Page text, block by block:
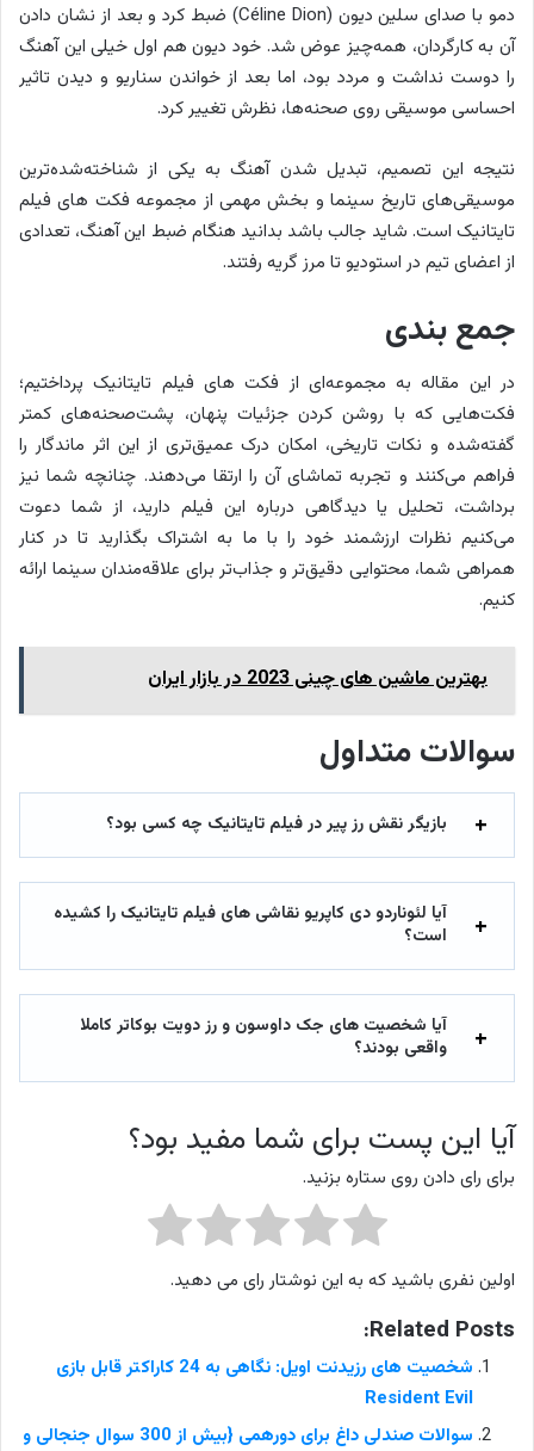
دمو با صدای سلین دیون (Céline Dion) ضبط کرد و بعد از نشان دادن
آن به کارگردان، همه‌چیز عوض شد. خود دیون هم اول خیلی این آهنگ
را دوست نداشت و مردد بود، اما بعد از خواندن سناریو و دیدن تاثیر
احساسی موسیقی روی صحنه‌ها، نظرش تغییر کرد.
نتیجه این تصمیم، تبدیل شدن آهنگ به یکی از شناخته‌شده‌ترین
موسیقی‌های تاریخ سینما و بخش مهمی از مجموعه فکت های فیلم
تایتانیک است. شاید جالب باشد بدانید هنگام ضبط این آهنگ، تعدادی
از اعضای تیم در استودیو تا مرز گریه رفتند.
جمع بندی
در این مقاله به مجموعه‌ای از فکت های فیلم تایتانیک پرداختیم؛
فکت‌هایی که با روشن کردن جزئیات پنهان، پشت‌صحنه‌های کمتر
گفته‌شده و نکات تاریخی، امکان درک عمیق‌تری از این اثر ماندگار را
فراهم می‌کنند و تجربه تماشای آن را ارتقا می‌دهند. چنانچه شما نیز
برداشت، تحلیل یا دیدگاهی درباره این فیلم دارید، از شما دعوت
می‌کنیم نظرات ارزشمند خود را با ما به اشتراک بگذارید تا در کنار
همراهی شما، محتوایی دقیق‌تر و جذاب‌تر برای علاقه‌مندان سینما ارائه
کنیم.
بهترین ماشین های چینی 2023 در بازار ایران
سوالات متداول
بازیگر نقش رز پیر در فیلم تایتانیک چه کسی بود؟
آیا لئوناردو دی کاپریو نقاشی های فیلم تایتانیک را کشیده
است؟
آیا شخصیت های جک داوسون و رز دویت بوکاتر کاملا
واقعی بودند؟
آیا این پست برای شما مفید بود؟
برای رای دادن روی ستاره بزنید.
اولین نفری باشید که به این نوشتار رای می دهید.
Related Posts:
شخصیت های رزیدنت اویل: نگاهی به 24 کاراکتر قابل بازی
Resident Evil
سوالات صندلی داغ برای دورهمی {بیش از 300 سوال جنجالی و